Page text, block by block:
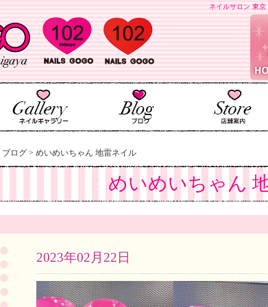
ネイルサロン 東
ブログ > めいめいちゃん 地雷ネイル
めいめいちゃん
2023年02月22日